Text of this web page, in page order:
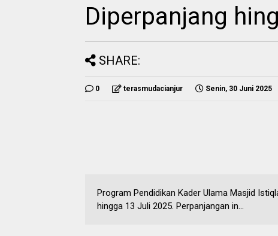
Diperpanjang
SHARE:
0 terasmudacianjur Senin, 30 Juni 2025
Program Pendidikan Kader Ulama Masjid
hingga 13 Juli 2025. Perpanjangan in...